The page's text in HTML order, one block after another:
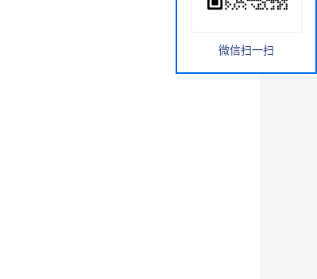
微信扫一扫